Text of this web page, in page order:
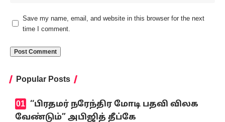
Save my name, email, and website in this browser for the next
time I comment.
Popular Posts
‘‘பிரதமர் நரேந்திர மோடி பதவி விலக
வேண்டும்” அபிஜித் தீப்கே